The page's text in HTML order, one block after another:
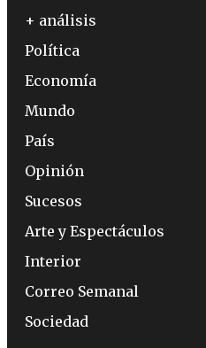
+ análisis
Política
Economía
Mundo
País
Opinión
Sucesos
Arte y Espectáculos
Interior
Correo Semanal
Sociedad